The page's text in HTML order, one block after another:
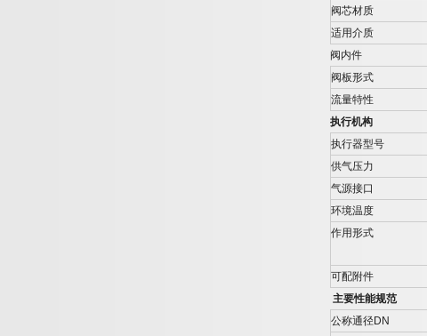
阀芯材质
适用介质
阀内件
阀板形式
流量特性
执行机构
执行器型号
供气压力
气源接口
环境温度
作用形式
可配附件
主要性能规范
公称通径DN